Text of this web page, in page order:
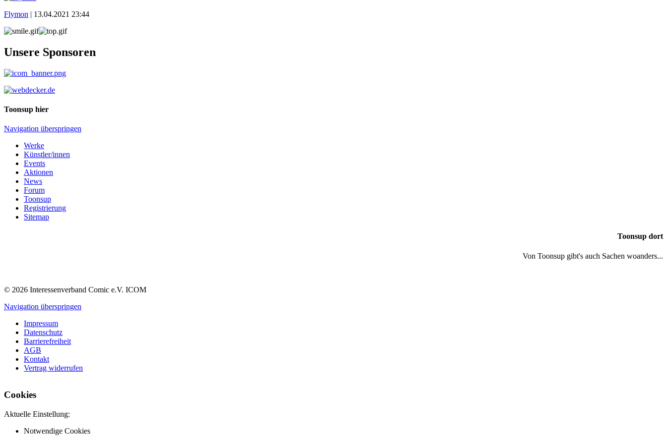
Flymon | 13.04.2021 23:44
Unsere Sponsoren
Toonsup hier
Navigation überspringen
Werke
Künstler/innen
Events
Aktionen
News
Forum
Toonsup
Registrierung
Sitemap
Toonsup dort
Von Toonsup gibt's auch Sachen woanders...
© 2026 Interessenverband Comic e.V. ICOM
Navigation überspringen
Impressum
Datenschutz
Barrierefreiheit
AGB
Kontakt
Vertrag widerrufen
Cookies
Aktuelle Einstellung:
Notwendige Cookies